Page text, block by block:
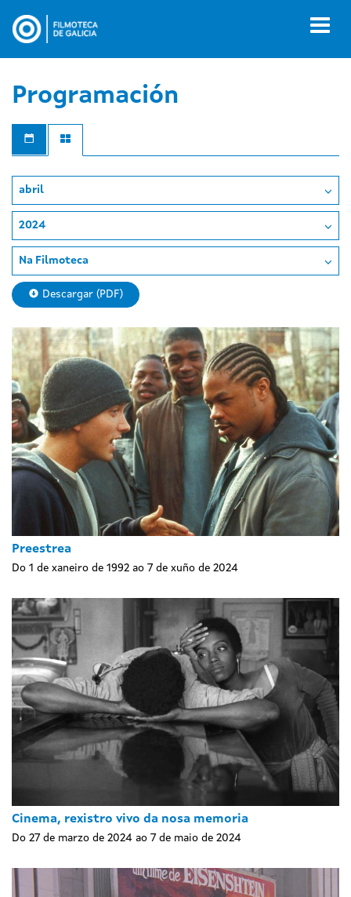
contido
Programación
abril
2024
Na Filmoteca
Descargar (PDF)
Preestrea
Do 1 de xaneiro de 1992 ao 7 de xuño de 2024
Cinema, rexistro vivo da nosa memoria
Do 27 de marzo de 2024 ao 7 de maio de 2024